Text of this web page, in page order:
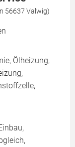
56637 Valwig)
Ölheizung,